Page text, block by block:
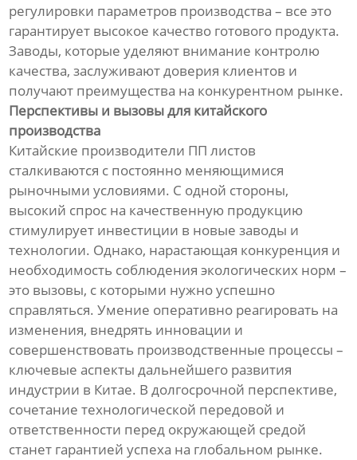
регулировки параметров производства – все это
гарантирует высокое качество готового продукта.
Заводы, которые уделяют внимание контролю
качества, заслуживают доверия клиентов и
получают преимущества на конкурентном рынке.
Перспективы и вызовы для китайского
производства
Китайские производители ПП листов
сталкиваются с постоянно меняющимися
рыночными условиями. С одной стороны,
высокий спрос на качественную продукцию
стимулирует инвестиции в новые заводы и
технологии. Однако, нарастающая конкуренция и
необходимость соблюдения экологических норм –
это вызовы, с которыми нужно успешно
справляться. Умение оперативно реагировать на
изменения, внедрять инновации и
совершенствовать производственные процессы –
ключевые аспекты дальнейшего развития
индустрии в Китае. В долгосрочной перспективе,
сочетание технологической передовой и
ответственности перед окружающей средой
станет гарантией успеха на глобальном рынке.